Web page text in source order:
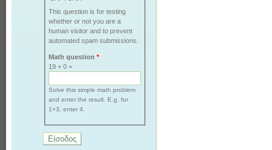
This question is for testing
whether or not you are a
human visitor and to prevent
automated spam submissions.
Math question*
19 + 0 =
Solve this simple math problem
and enter the result. E.g. for
1+3, enter 4.